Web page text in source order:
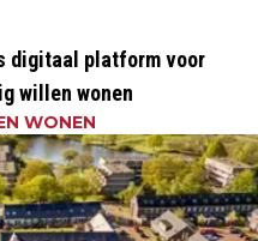
digitaal platform voor
willen wonen
WONEN